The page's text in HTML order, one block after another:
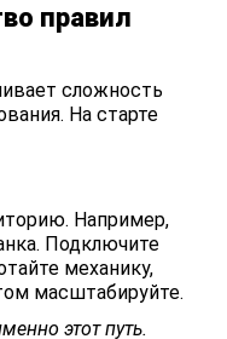
правил
сложность
На старте
Например,
Подключите
механику,
масштабируйте.
этот путь.